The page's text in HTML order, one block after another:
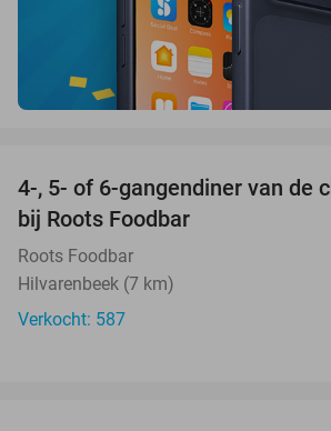
4-, 5- of 6-gangendiner van de
bij Roots Foodbar
Roots Foodbar
Hilvarenbeek (7 km)
Verkocht: 587